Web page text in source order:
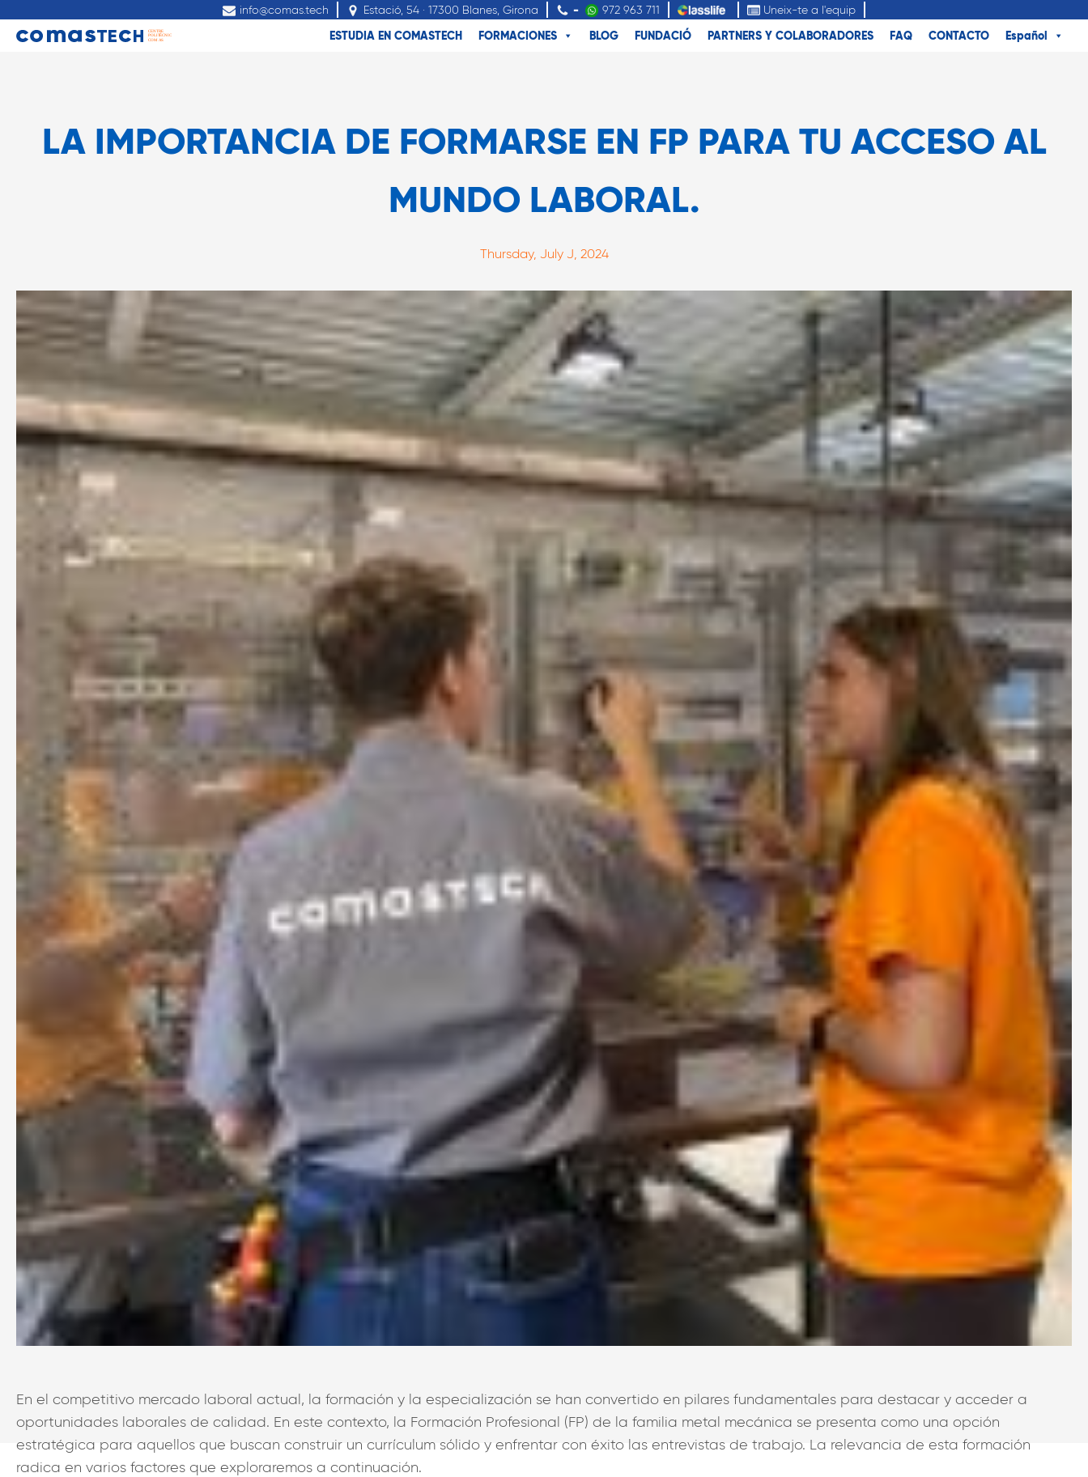
info@comas.tech Estació, 54 · 17300 Blanes, Girona - 972 963 711 Uneix-te a l'equip
ESTUDIA EN COMASTECH FORMACIONES BLOG FUNDACIÓ PARTNERS Y COLABORADORES FAQ CONTACTO Español
LA IMPORTANCIA DE FORMARSE EN FP PARA TU ACCESO AL
MUNDO LABORAL.
Thursday, July J, 2024
En el competitivo mercado laboral actual, la formación y la especialización se han convertido en pilares fundamentales para destacar y acceder a
oportunidades laborales de calidad. En este contexto, la Formación Profesional (FP) de la familia metal mecánica se presenta como una opción
estratégica para aquellos que buscan construir un currículum sólido y enfrentar con éxito las entrevistas de trabajo. La relevancia de esta formación
radica en varios factores que exploraremos a continuación.